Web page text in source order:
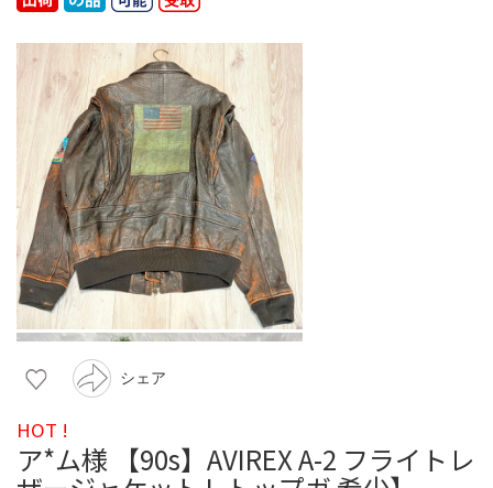
シェア
HOT !
ア*ム様 【90s】AVIREX A-2 フライトレ